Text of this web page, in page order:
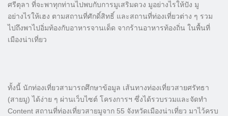
ศรีตุลา ที่จะพาทุกท่านไปพบกับการมูเสริมดวง มูอย่างไรให้ปัง มู
อย่างไรให้เฮง ตามสถานที่ศักดิ์สิทธิ์ และสถานที่ท่องเที่ยวต่าง ๆ รวม
ไปถึงพาไปอิ่มท้องกับอาหารจานเด็ด จากร้านอาหารท้องถิ่น ในพื้นที่
เมืองน่าเที่ยว
ทั้งนี้ นักท่องเที่ยวสามารถศึกษาข้อมูล เส้นทางท่องเที่ยวสายศรัทธา
(สายมู) ได้ง่าย ๆ ผ่านเว็บไซต์ โครงการฯ ซึ่งได้รวบรวมและจัดทำ
Content สถานที่ท่องเที่ยวสายมูจาก 55 จังหวัดเมืองน่าเที่ยว มาไว้ครบ